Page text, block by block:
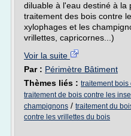
diluable à l'eau destiné à la
traitement des bois contre
xylophages et les
vrillettes, capricornes...)
Voir la suite
Par : Périmètre Bâtiment
Thèmes liés : traitement bois
traitement de bois contre les
champignons / traitement du
contre les vrillettes du bois